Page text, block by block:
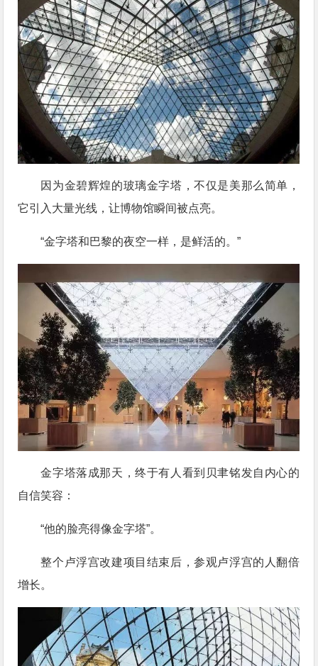
因为金碧辉煌的玻璃金字塔，不仅是美那么简单，
它引入大量光线，让博物馆瞬间被点亮。
“金字塔和巴黎的夜空一样，是鲜活的。”
金字塔落成那天，终于有人看到贝聿铭发自内心的
自信笑容：
“他的脸亮得像金字塔”。
整个卢浮宫改建项目结束后，参观卢浮宫的人翻倍
增长。